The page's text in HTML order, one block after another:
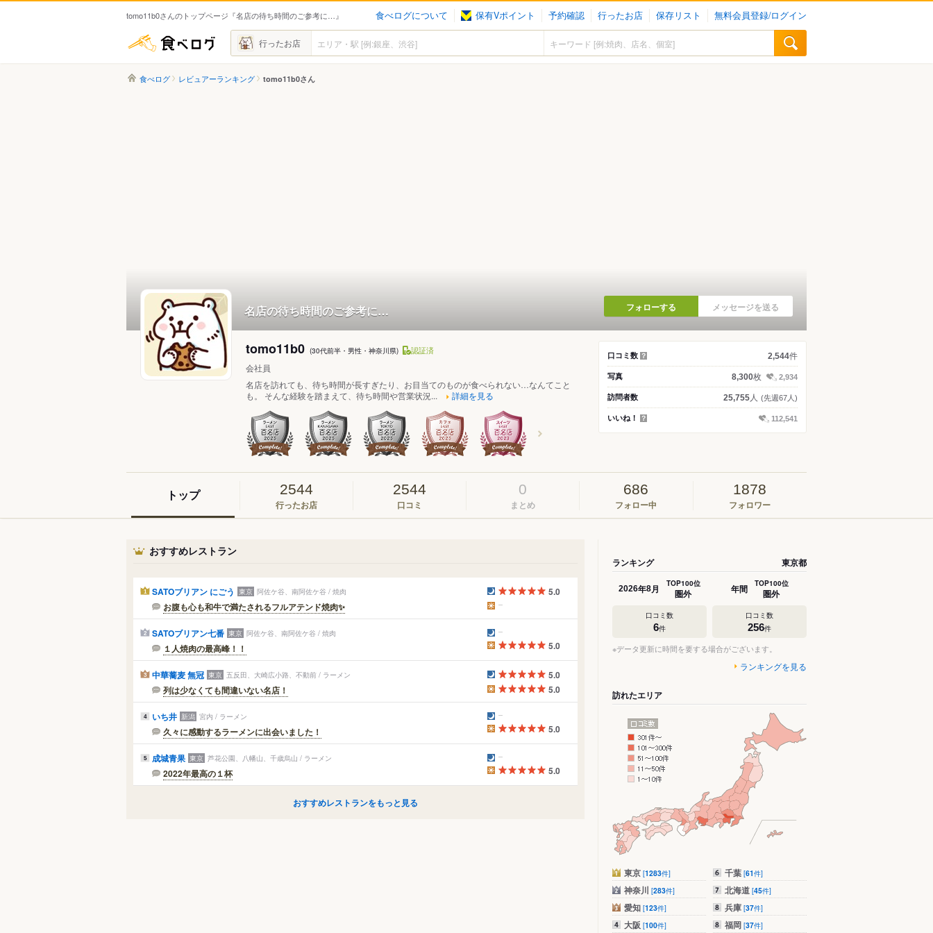
tomo11b0さんのトップページ『名店の待ち時間のご参考に…』 食べログについて 保有Vポイント 予約確認 行ったお店 保存リスト 無料会員登録/ログイン
食べログ 行ったお店
食べログ レビュアーランキング tomo11b0さん
名店の待ち時間のご参考に… フォローする メッセージを送る
tomo11b0 (30代前半・男性・神奈川県) 認証済
会社員
名店を訪れても、待ち時間が長すぎたり、お目当てのものが食べられない…なんてこと
も。 そんな経験を踏まえて、待ち時間や営業状況...
詳細を見る
口コミ数 ？ 2,544件
写真 8,300枚 2,934
訪問者数 25,755人 (先週67人)
いいね！ ？ 112,541
トップ 2544
行ったお店
2544
口コミ
0
まとめ
686
フォロー中
1878
フォロワー
おすすめレストラン
1 SATOブリアン にごう 東京 阿佐ケ谷、南阿佐ケ谷 / 焼肉
お腹も心も和牛で満たされるフルアテンド焼肉✨
5.0
2 SATOブリアン七番 東京 阿佐ケ谷、南阿佐ケ谷 / 焼肉
１人焼肉の最高峰！！ 5.0
3 中華蕎麦 無冠 東京 五反田、大崎広小路、不動前 / ラーメン
列は少なくても間違いない名店！
5.0
5.0
4 いち井 新潟 宮内 / ラーメン
久々に感動するラーメンに出会いました！ 5.0
5 成城青果 東京 芦花公園、八幡山、千歳烏山 / ラーメン
2022年最高の１杯 5.0
おすすめレストランをもっと見る
ランキング 東京都
2026年8月 TOP100位
圏外
口コミ数
6件
年間 TOP100位
圏外
口コミ数
256件
※データ更新に時間を要する場合がございます。
ランキングを見る
訪れたエリア
東京 [1283件]
神奈川 [283件]
愛知 [123件]
大阪 [100件]
千葉 [61件]
北海道 [45件]
兵庫 [37件]
福岡 [37件]